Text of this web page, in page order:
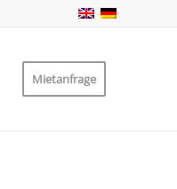
Mietanfrage